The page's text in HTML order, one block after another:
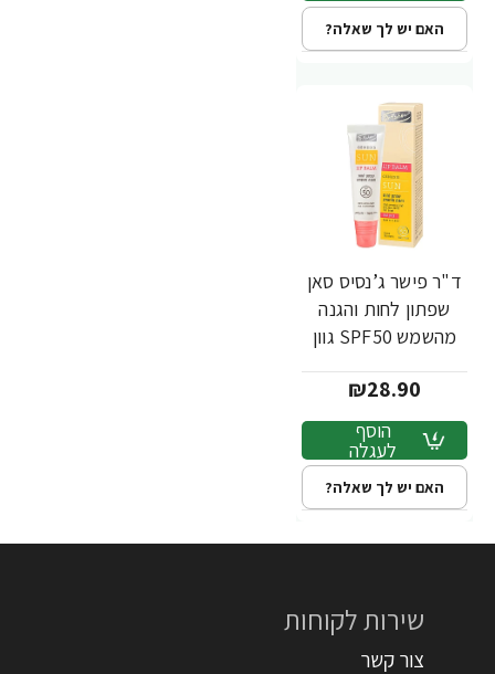
האם יש לך שאלה?
ד"ר פישר ג’נסיס סאן
שפתון לחות והגנה
מהשמש SPF50 גוון
Fischer
₪28.90
הוסף
לעגלה
האם יש לך שאלה?
שירות לקוחות
צור קשר